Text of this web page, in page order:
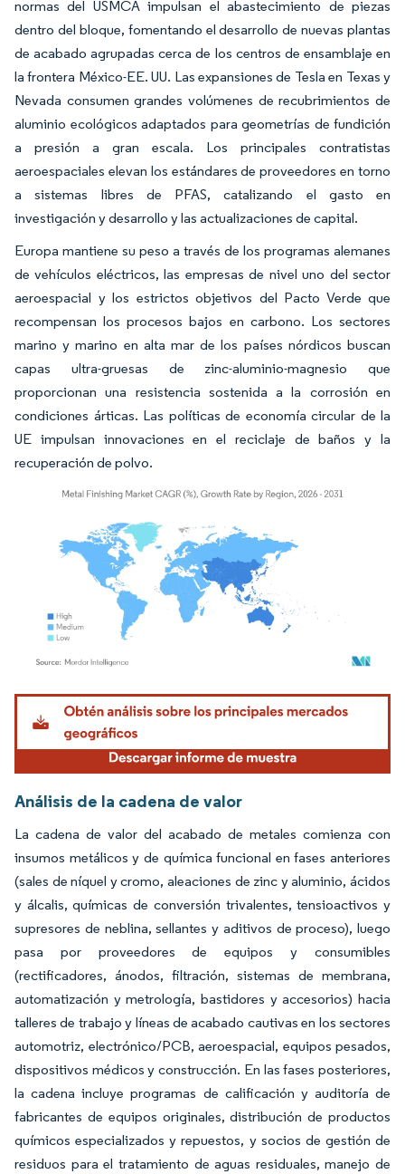
normas del USMCA impulsan el abastecimiento de piezas
dentro del bloque, fomentando el desarrollo de nuevas plantas
de acabado agrupadas cerca de los centros de ensamblaje en
la frontera México-EE. UU. Las expansiones de Tesla en Texas y
Nevada consumen grandes volúmenes de recubrimientos de
aluminio ecológicos adaptados para geometrías de fundición
a presión a gran escala. Los principales contratistas
aeroespaciales elevan los estándares de proveedores en torno
a sistemas libres de PFAS, catalizando el gasto en
investigación y desarrollo y las actualizaciones de capital.
Europa mantiene su peso a través de los programas alemanes
de vehículos eléctricos, las empresas de nivel uno del sector
aeroespacial y los estrictos objetivos del Pacto Verde que
recompensan los procesos bajos en carbono. Los sectores
marino y marino en alta mar de los países nórdicos buscan
capas ultra-gruesas de zinc-aluminio-magnesio que
proporcionan una resistencia sostenida a la corrosión en
condiciones árticas. Las políticas de economía circular de la
UE impulsan innovaciones en el reciclaje de baños y la
recuperación de polvo.
Imagen © Mordor Intelligence. El uso requiere atribución según CC BY 4.0.
Análisis de la cadena de valor
La cadena de valor del acabado de metales comienza con
insumos metálicos y de química funcional en fases anteriores
(sales de níquel y cromo, aleaciones de zinc y aluminio, ácidos
y álcalis, químicas de conversión trivalentes, tensioactivos y
supresores de neblina, sellantes y aditivos de proceso), luego
pasa por proveedores de equipos y consumibles
(rectificadores, ánodos, filtración, sistemas de membrana,
automatización y metrología, bastidores y accesorios) hacia
talleres de trabajo y líneas de acabado cautivas en los sectores
automotriz, electrónico/PCB, aeroespacial, equipos pesados,
dispositivos médicos y construcción. En las fases posteriores,
la cadena incluye programas de calificación y auditoría de
fabricantes de equipos originales, distribución de productos
químicos especializados y repuestos, y socios de gestión de
residuos para el tratamiento de aguas residuales, manejo de